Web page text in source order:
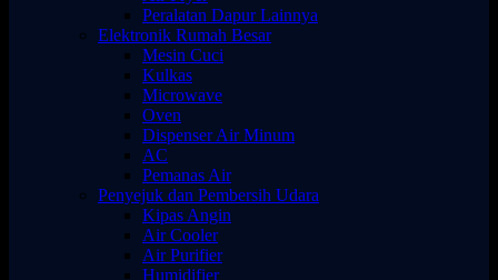
Peralatan Dapur Lainnya
Elektronik Rumah Besar
Mesin Cuci
Kulkas
Microwave
Oven
Dispenser Air Minum
AC
Pemanas Air
Penyejuk dan Pembersih Udara
Kipas Angin
Air Cooler
Air Purifier
Humidifier